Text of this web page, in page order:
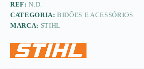
REF:N.D.
CATEGORIA:BIDÕES E ACESSÓRIOS
MARCA: STIHL